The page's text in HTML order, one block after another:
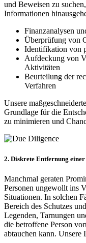
und Beweisen zu
Informationen
Finanzanalysen
Überprüfung von
Identifikation von
Aufdeckung von
Aktivitäten
Beurteilung der
Verfahren
Unsere
Grundlage für die
zu minimieren und
2. Diskrete Entfernung einer
Manchmal geraten
Personen ungewollt ins
Situationen. In solchen
Bereich des Schutzes
Legenden, Tarnungen
die betroffene Person
abtauchen kann. Unsere